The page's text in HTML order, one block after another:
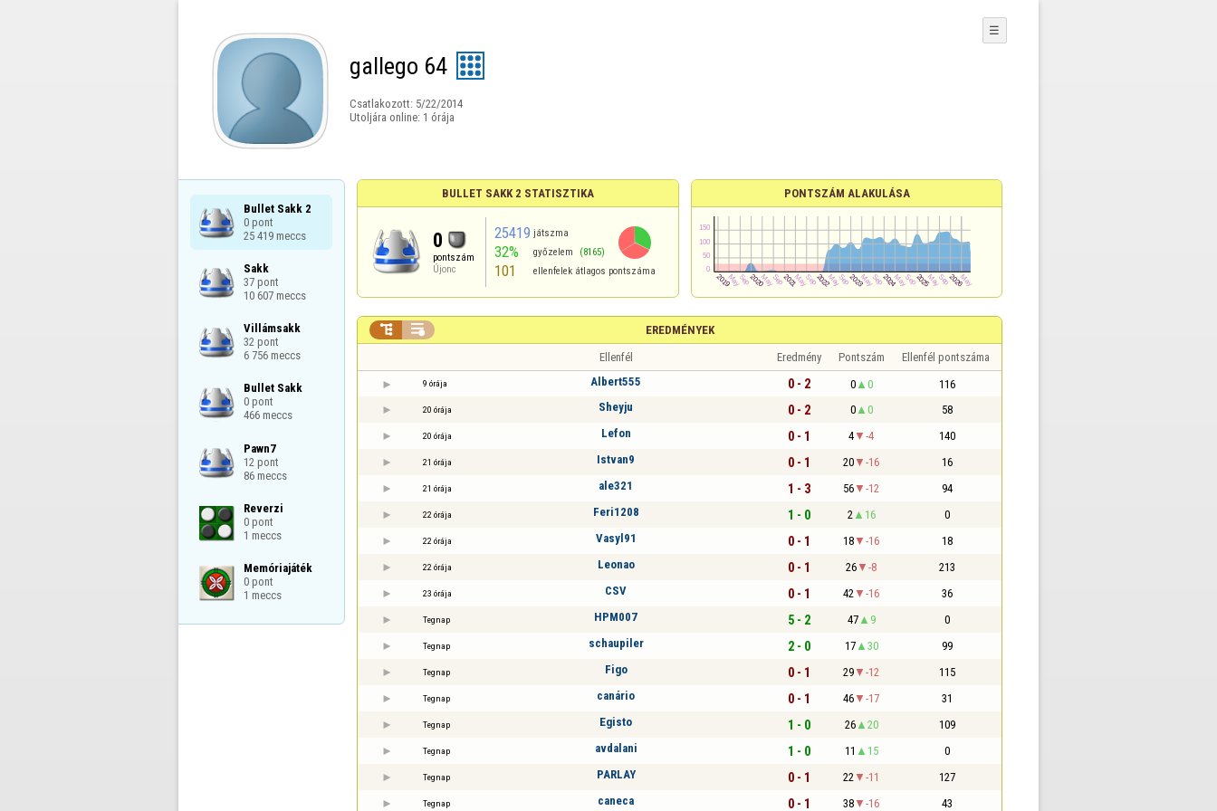
gallego 64
Csatlakozott: 5/22/2014
Utoljára online: 1 órája
☰
Bullet Sakk 2
0 pont
25 419 meccs
Sakk
37 pont
10 607 meccs
Villámsakk
32 pont
6 756 meccs
Bullet Sakk
0 pont
466 meccs
Pawn7
12 pont
86 meccs
Reverzi
0 pont
1 meccs
Memóriajáték
0 pont
1 meccs
BULLET SAKK 2 STATISZTIKA
0
pontszám
Újonc
25419 játszma
32% győzelem (8165)
101 ellenfelek átlagos pontszáma
PONTSZÁM ALAKULÁSA
EREDMÉNYEK
 
Ellenfél Eredmény Pontszám Ellenfél pontszáma
9 órája Albert555 0 - 2 0 0 116
20 órája Sheyju 0 - 2 0 0 58
20 órája Lefon 0 - 1 4 -4 140
21 órája Istvan9 0 - 1 20 -16 16
21 órája ale321 1 - 3 56 -12 94
22 órája Feri1208 1 - 0 2 16 0
22 órája Vasyl91 0 - 1 18 -16 18
22 órája Leonao 0 - 1 26 -8 213
23 órája CSV 0 - 1 42 -16 36
Tegnap HPM007 5 - 2 47 9 0
Tegnap schaupiler 2 - 0 17 30 99
Tegnap Figo 0 - 1 29 -12 115
Tegnap canário 0 - 1 46 -17 31
Tegnap Egisto 1 - 0 26 20 109
Tegnap avdalani 1 - 0 11 15 0
Tegnap PARLAY 0 - 1 22 -11 127
Tegnap caneca 0 - 1 38 -16 43